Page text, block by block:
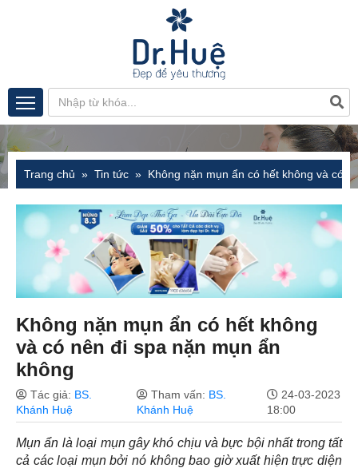
Trang chủ Tin tức Không nặn mụn ẩn có hết không và có
Không nặn mụn ẩn có hết không
và có nên đi spa nặn mụn ẩn
không
Tác giả: BS.
Khánh Huệ
Tham vấn: BS.
Khánh Huệ
24-03-2023
18:00
Mụn ẩn là loại mụn gây khó chịu và bực bội nhất trong tất
cả các loại mụn bởi nó không bao giờ xuất hiện trực diện